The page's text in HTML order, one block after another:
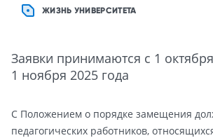
ЖИЗНЬ УНИВЕРСИТЕТА
Заявки принимаются с 1
1 ноября 2025 года
С Положением о порядке замещения
педагогических работников,